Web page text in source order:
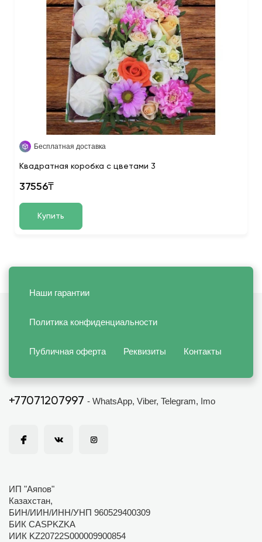
Бесплатная доставка
Квадратная коробка с цветами 3
37556₸
Купить
Наши гарантии
Политика конфиденциальности
Публичная оферта Реквизиты Контакты
+77071207997 - WhatsApp, Viber, Telegram, Imo
ИП "Аяпов"
Казахстан,
БИН/ИИН/ИНН/УНП 960529400309
БИК CASPKZKA
ИИК KZ20722S000009900854